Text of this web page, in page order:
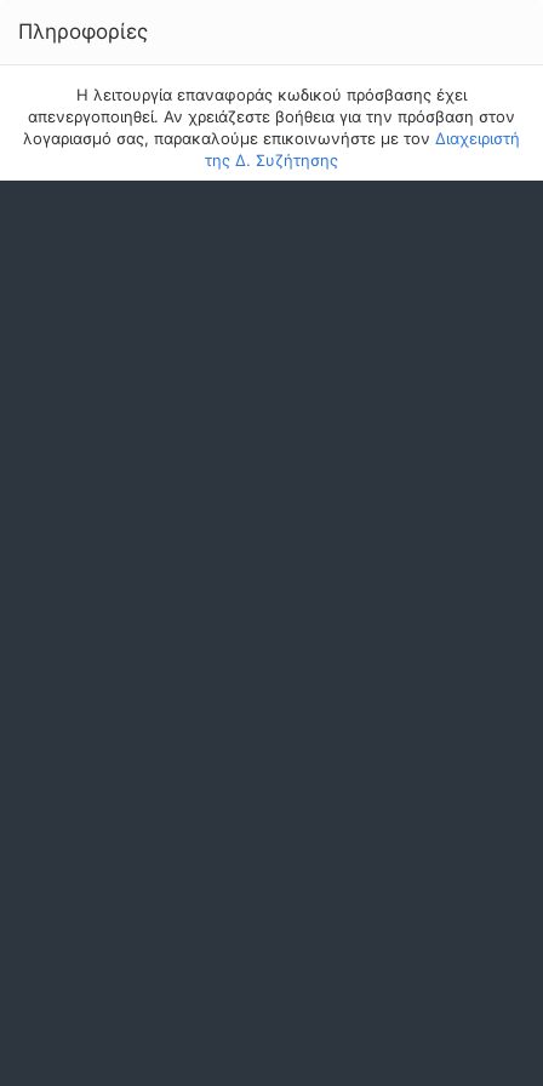
Πληροφορίες
Η λειτουργία επαναφοράς κωδικού πρόσβασης έχει
απενεργοποιηθεί. Αν χρειάζεστε βοήθεια για την πρόσβαση στον
λογαριασμό σας, παρακαλούμε επικοινωνήστε με τον Διαχειριστή
της Δ. Συζήτησης